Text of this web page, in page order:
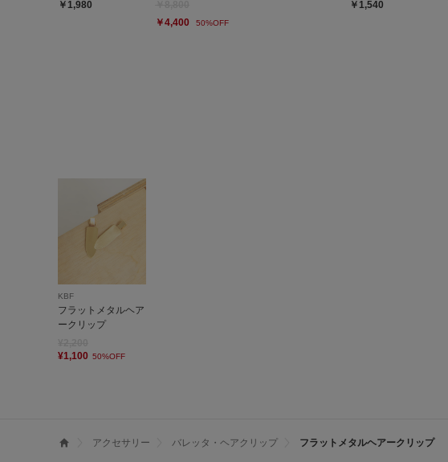
￥1,980
￥4,400
50%OFF
￥1,540
KBF
フラットメタルヘア
ークリップ
¥1,100 50%OFF
アクセサリー バレッタ・ヘアクリップ フラットメタルヘアークリップ